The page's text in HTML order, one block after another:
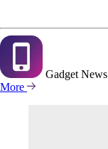
GadgetNews
More